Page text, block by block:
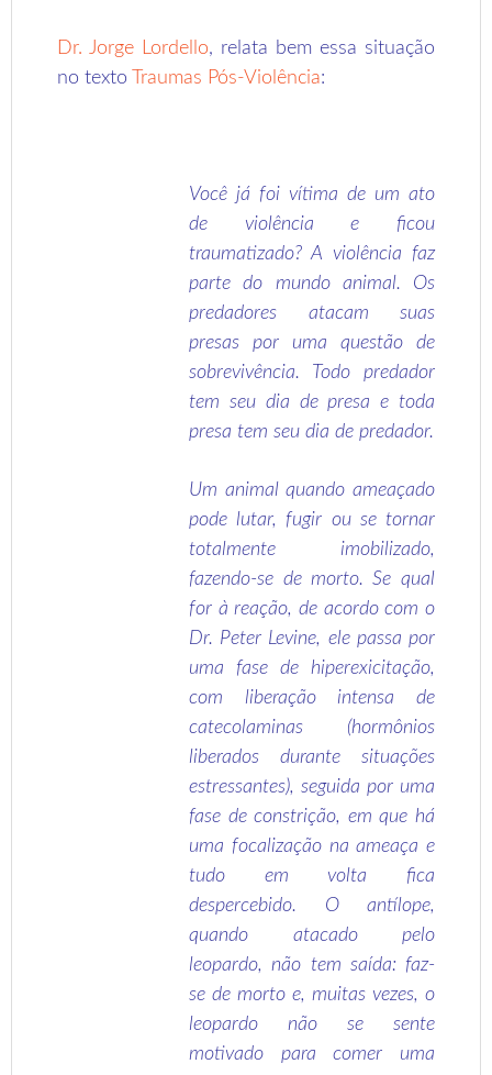
Dr. Jorge Lordello, relata bem essa situação
no texto
Traumas Pós-Violência:
Você já foi vítima de um ato
de violência e ficou
traumatizado? A violência faz
parte do mundo animal. Os
predadores atacam suas
presas por uma questão de
sobrevivência. Todo predador
tem seu dia de presa e toda
presa tem seu dia de predador.
Um animal quando ameaçado
pode lutar, fugir ou se tornar
totalmente imobilizado,
fazendo-se de morto. Se qual
for à reação, de acordo com o
Dr. Peter Levine, ele passa por
uma fase de hiperexicitação,
com liberação intensa de
catecolaminas (hormônios
liberados durante situações
estressantes), seguida por uma
fase de constrição, em que há
uma focalização na ameaça e
tudo em volta fica
despercebido. O antílope,
quando atacado pelo
leopardo, não tem saída: faz-
se de morto e, muitas vezes, o
leopardo não se sente
motivado para comer uma